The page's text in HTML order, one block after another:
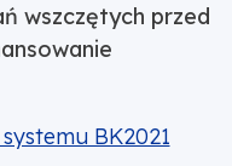
wszczętych przed
BK2021